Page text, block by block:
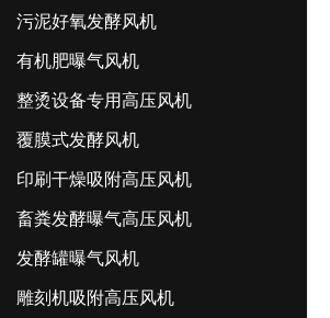
污泥好氧发酵风机
有机肥曝气风机
整烫设备专用高压风机
覆膜式发酵风机
印刷干燥吸附高压风机
畜粪发酵曝气高压风机
发酵罐曝气风机
雕刻机吸附高压风机